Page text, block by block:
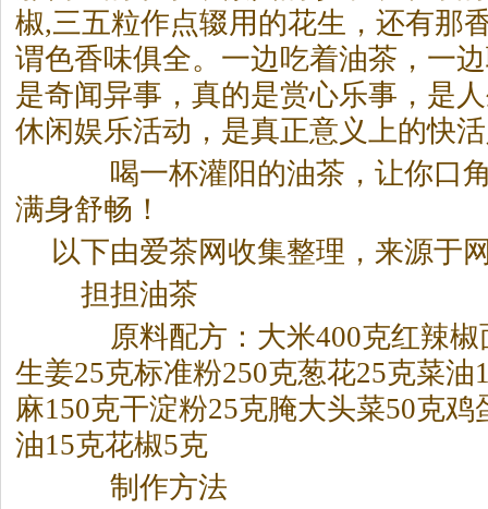
椒,三五粒作点辍用的花生，还有那
谓色香味俱全。一边吃着油茶 ，一
是奇闻异事，真的是赏心乐事，是
休闲娱乐活动，是真正意义上的快
喝一杯灌阳的油茶 ，让你口
满身舒畅！
以下由爱茶网收集整理，来源于
担担油茶
原料配方：大米400克红辣椒
生姜25克标准粉250克葱花25克菜油
麻150克干淀粉25克腌大头菜50克鸡
油15克花椒5克
制作方法